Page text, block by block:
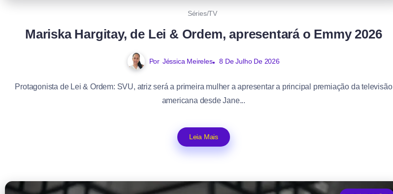
Séries/TV
Mariska Hargitay, de Lei & Ordem, apresentará o Emmy 2026
Por Jéssica Meireles 8 De Julho De 2026
Protagonista de Lei & Ordem: SVU, atriz será a primeira mulher a apresentar a principal premiação da televisão
americana desde Jane...
Leia Mais